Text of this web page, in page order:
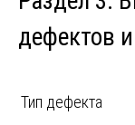
дефектов
Тип дефекта